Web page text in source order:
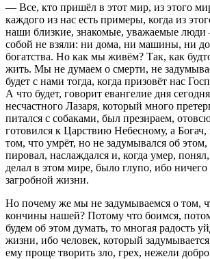
— Все, кто пришёл в этот мир, из этого
каждого из нас есть примеры, когда из
наши близкие, знакомые, уважаемые люди
собой не взяли: ни дома, ни машины, ни
богатства. Но как мы живём? Так, как
жить. Мы не думаем о смерти, не
будет с нами тогда, когда призовёт нас
А что будет, говорит евангелие дня
несчастного Лазаря, который много
питался с собаками, был презираем,
готовился к Царствию Небесному, а Богач,
том, что умрёт, но не задумывался об этом,
пировал, наслаждался и, когда умер,
делал в этом мире, было глупо, ибо ничего
загробной жизни.
Но почему же мы не задумываемся о том,
кончины нашей? Потому что боимся,
будем об этом думать, то многая радость
жизни, ибо человек, который
ему проще творить зло, грех, нежели